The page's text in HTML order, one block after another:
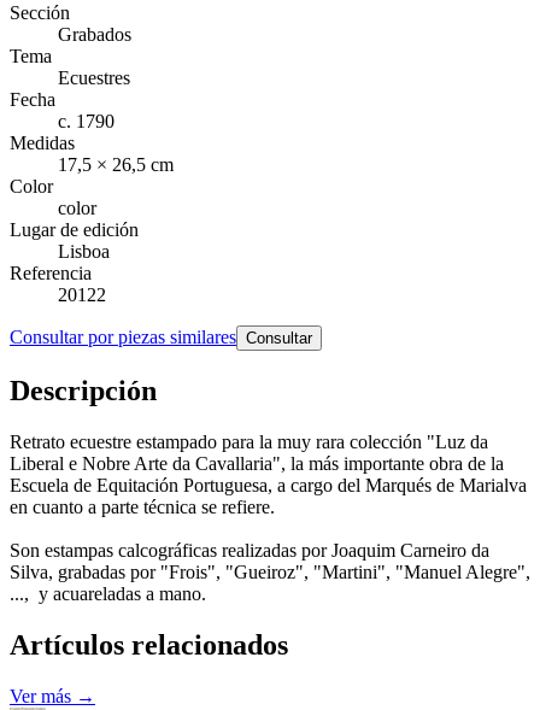
Sección
Grabados
Tema
Ecuestres
Fecha
c. 1790
Medidas
17,5 × 26,5 cm
Color
color
Lugar de edición
Lisboa
Referencia
20122
Consultar por piezas similares Consultar
Descripción
Retrato ecuestre estampado para la muy rara colección "Luz da
Liberal e Nobre Arte da Cavallaria", la más importante obra de la
Escuela de Equitación Portuguesa, a cargo del Marqués de Marialva
en cuanto a parte técnica se refiere.
Son estampas calcográficas realizadas por Joaquim Carneiro da
Silva, grabadas por "Frois", "Gueiroz", "Martini", "Manuel Alegre",
..., y acuareladas a mano.
Artículos relacionados
Ver más →